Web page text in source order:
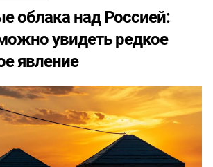
облака над Россией:
увидеть редкое
явление